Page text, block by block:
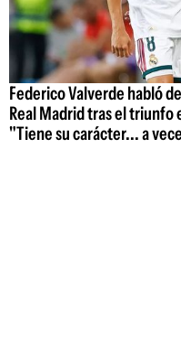
Federico Valverde habló
Real Madrid tras el triunfo
"Tiene su carácter... a